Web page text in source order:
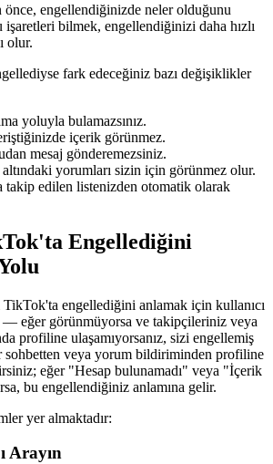
önce, engellendiğinizde neler olduğunu
bilmek, engellendiğinizi daha hızlı
olur.
fark edeceğiniz bazı değişiklikler
yoluyla bulamazsınız.
içerik görünmez.
mesaj gönderemezsiniz.
altındaki yorumları sizin için görünmez olur.
takip edilen listenizden otomatik olarak
Engellediğini
engellediğini anlamak için kullanıcı
— eğer görünmüyorsa ve takipçileriniz veya
profiline ulaşamıyorsanız, sizi engellemiş
sohbetten veya yorum bildiriminden profiline
eğer "Hesap bulunamadı" veya "İçerik
bu engellendiğiniz anlamına gelir.
yer almaktadır:
Arayın